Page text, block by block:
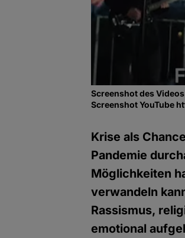
Screenshot des
Screenshot YouTube
Krise als
Pandemie
Möglichkeiten
verwandeln
Rassismus,
emotional